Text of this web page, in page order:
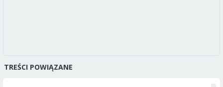
TREŚCI POWIĄZANE